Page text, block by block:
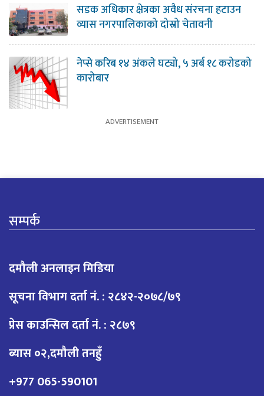
सडक अधिकार क्षेत्रका अवैध संरचना हटाउन
व्यास नगरपालिकाको दोस्रो चेतावनी
नेप्से करिब १४ अंकले घट्यो, ५ अर्ब १८ करोडको
कारोबार
सम्पर्क
दमौली अनलाइन मिडिया
सूचना विभाग दर्ता नं. : २८४२-२०७८/७९
प्रेस काउन्सिल दर्ता नं. : २८७९
ब्यास ०२,दमौली तनहुँ
+977 065-590101